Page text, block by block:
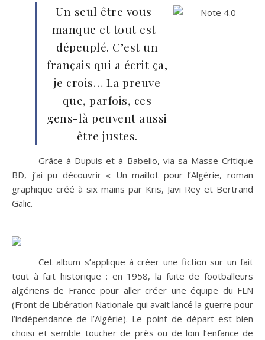
Un seul être vous
manque et tout est
dépeuplé. C’est un
français qui a écrit ça,
je crois… La preuve
que, parfois, ces
gens-là peuvent aussi
être justes.
Grâce à Dupuis et à Babelio, via sa Masse Critique
BD, j’ai pu découvrir « Un maillot pour l’Algérie, roman
graphique créé à six mains par Kris, Javi Rey et Bertrand
Galic.
Cet album s’applique à créer une fiction sur un fait
tout à fait historique : en 1958, la fuite de footballeurs
algériens de France pour aller créer une équipe du FLN
(Front de Libération Nationale qui avait lancé la guerre pour
l’indépendance de l’Algérie). Le point de départ est bien
choisi et semble toucher de près ou de loin l’enfance de